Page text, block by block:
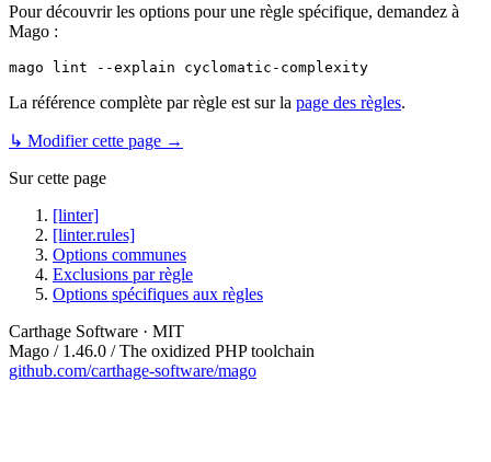
Pour découvrir les options pour une règle spécifique, demandez à
Mago :
La référence complète par règle est sur la page des règles.
↳ Modifier cette page →
Sur cette page
[linter]
[linter.rules]
Options communes
Exclusions par règle
Options spécifiques aux règles
Carthage Software · MIT
Mago / 1.46.0 / The oxidized PHP toolchain
github.com/carthage-software/mago